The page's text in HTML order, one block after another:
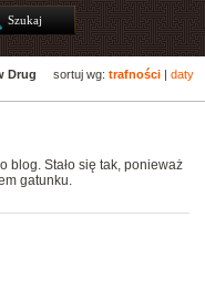
sortuj wg: trafności daty
Drug
blog. Stało się tak, ponieważ
gatunku.